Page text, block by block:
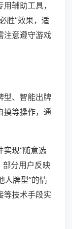
辅助工具，
胜”效果，适
注意遵守游戏
型、智能出牌
摸等操作，通
实现“随意选
部分用户反映
人牌型”的情
等技术手段实